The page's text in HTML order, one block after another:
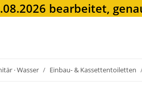
bearbeitet,
· Wasser Einbau- & Kassettentoiletten